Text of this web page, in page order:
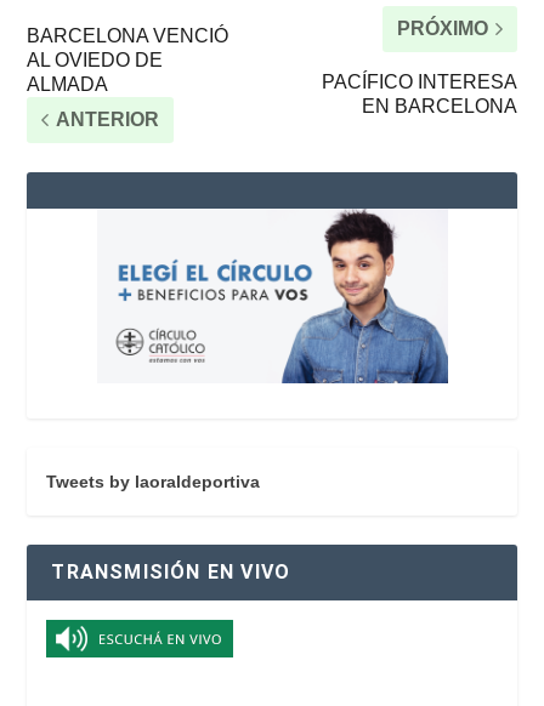
BARCELONA VENCIÓ
AL OVIEDO DE
ALMADA
ANTERIOR
PRÓXIMO
PACÍFICO INTERESA
EN BARCELONA
Tweets by laoraldeportiva
TRANSMISIÓN EN VIVO